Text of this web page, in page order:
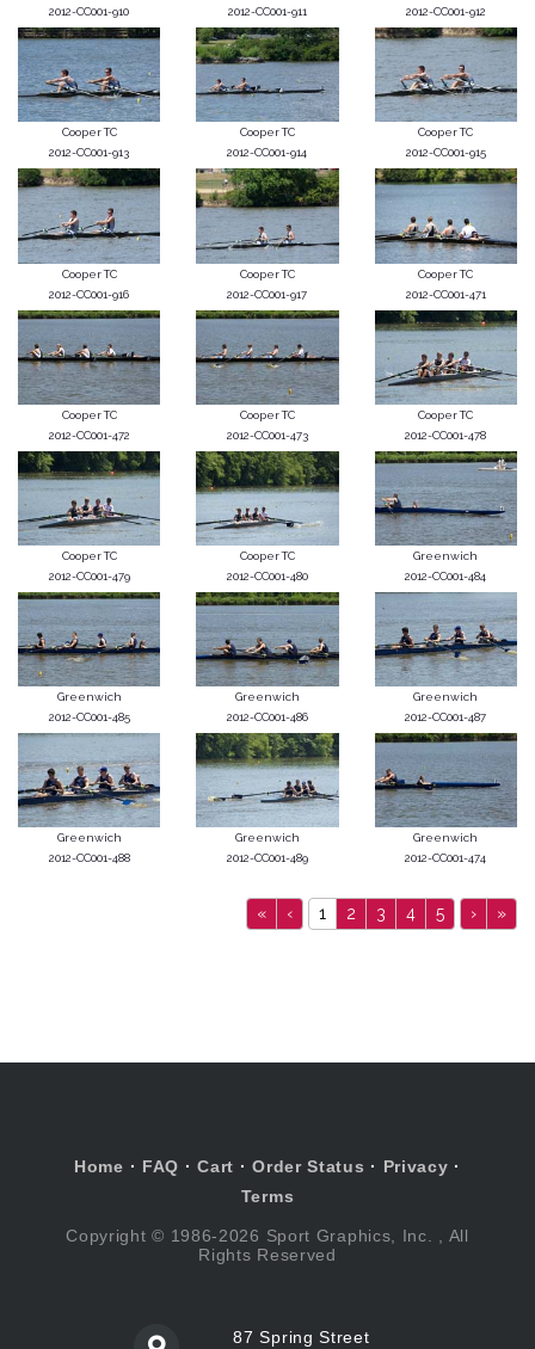
2012-CC001-910
2012-CC001-911
2012-CC001-912
Cooper TC
2012-CC001-913
Cooper TC
2012-CC001-914
Cooper TC
2012-CC001-915
Cooper TC
2012-CC001-916
Cooper TC
2012-CC001-917
Cooper TC
2012-CC001-471
Cooper TC
2012-CC001-472
Cooper TC
2012-CC001-473
Cooper TC
2012-CC001-478
Cooper TC
2012-CC001-479
Cooper TC
2012-CC001-480
Greenwich
2012-CC001-484
Greenwich
2012-CC001-485
Greenwich
2012-CC001-486
Greenwich
2012-CC001-487
Greenwich
2012-CC001-488
Greenwich
2012-CC001-489
Greenwich
2012-CC001-474
« ‹ 1 2 3 4 5 › »
Home · FAQ ·Cart ·Order Status · Privacy ·
Terms
Copyright © 1986-2026 Sport Graphics, Inc. , All
Rights Reserved
87 Spring Street